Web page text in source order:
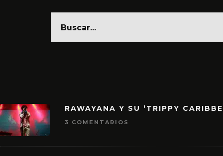
RAWAYANA Y SU ‘TRIPPY
3 COMENTARIOS